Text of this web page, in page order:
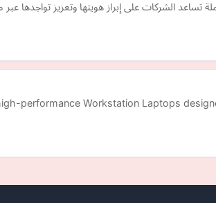
الشركات على إبراز هويتها وتعزيز تواجدها عبر
performance Workstation Laptops